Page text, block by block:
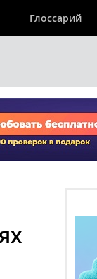
Глоссарий